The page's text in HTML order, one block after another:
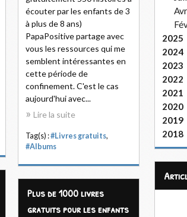
écouter par les enfants de 3
à plus de 8 ans)
PapaPositive partage avec
vous les ressources qui me
semblent intéressantes en
cette période de
confinement. C'est le cas
aujourd'hui avec...
Lire la suite
Tag(s) :#Livres gratuits,
#Albums
Plus de 1000 livres
gratuits pour les enfants
2025
2024
2023
2022
2021
2020
2019
2018